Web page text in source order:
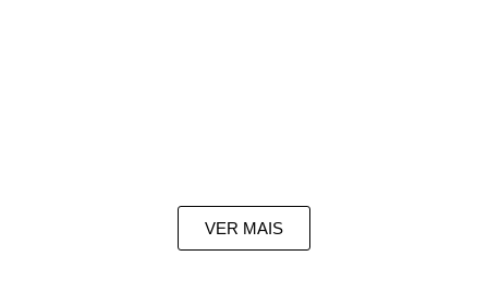
VER MAIS